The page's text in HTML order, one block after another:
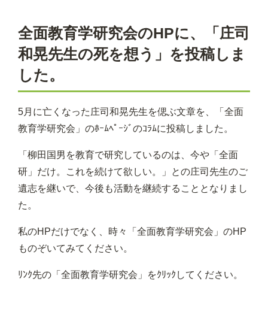
全面教育学研究会のHPに、「庄司
和晃先生の死を想う」を投稿しま
した。
5月に亡くなった庄司和晃先生を偲ぶ文章を、「全面
教育学研究会」のﾎｰﾑﾍﾟｰｼﾞのｺﾗﾑに投稿しました。
「柳田国男を教育で研究しているのは、今や「全面
研」だけ。これを続けて欲しい。」との庄司先生のご
遺志を継いで、今後も活動を継続することとなりまし
た。
私のHPだけでなく、時々「全面教育学研究会」のHP
ものぞいてみてください。
ﾘﾝｸ先の「全面教育学研究会」をｸﾘｯｸしてください。